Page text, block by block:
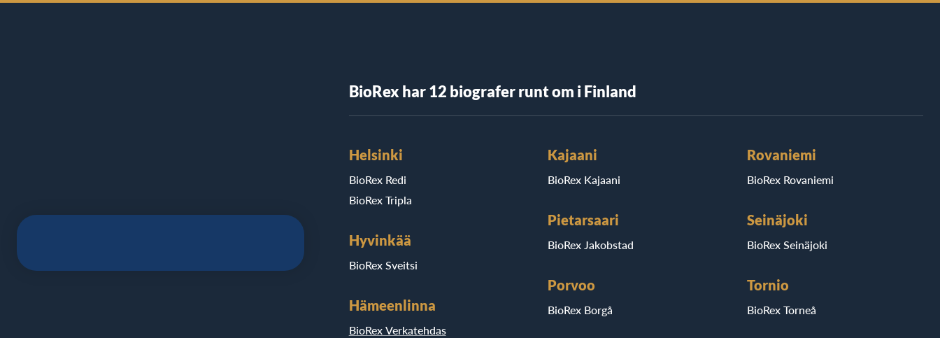
BioRex har 12 biografer runt om i Finland
Helsinki
BioRex Redi
BioRex Tripla
Hyvinkää
BioRex Sveitsi
Hämeenlinna
BioRex Verkatehdas
Kajaani
BioRex Kajaani
Pietarsaari
BioRex Jakobstad
Porvoo
BioRex Borgå
Rovaniemi
BioRex Rovaniemi
Seinäjoki
BioRex Seinäjoki
Tornio
BioRex Torneå